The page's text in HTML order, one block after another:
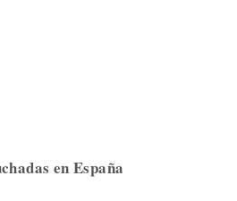
en España